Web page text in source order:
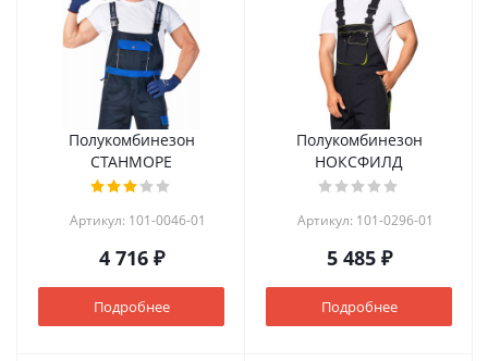
Полукомбинезон
СТАНМОРЕ
Артикул: 101-0046-01
4 716 ₽
Подробнее
Полукомбинезон
НОКСФИЛД
Артикул: 101-0296-01
5 485 ₽
Подробнее